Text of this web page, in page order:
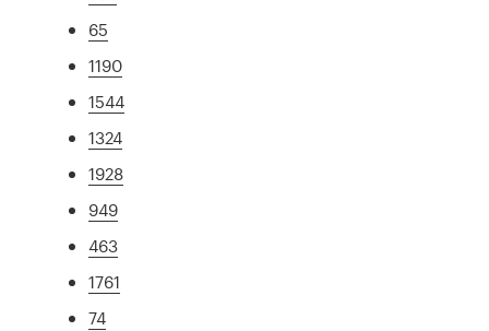
65
1190
1544
1324
1928
949
463
1761
74